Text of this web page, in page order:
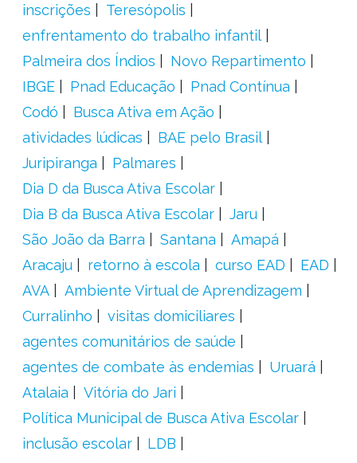
inscrições
Teresópolis
enfrentamento do trabalho infantil
Palmeira dos Índios
Novo Repartimento
IBGE
Pnad Educação
Pnad Contínua
Codó
Busca Ativa em Ação
atividades lúdicas
BAE pelo Brasil
Juripiranga
Palmares
Dia D da Busca Ativa Escolar
Dia B da Busca Ativa Escolar
Jaru
São João da Barra
Santana
Amapá
Aracaju
retorno à escola curso EAD
EAD
AVA
Ambiente Virtual de Aprendizagem
Curralinho
visitas domiciliares
agentes comunitários de saúde
agentes de combate às endemias
Uruará
Atalaia
Vitória do Jari
Política Municipal de Busca Ativa Escolar
inclusão escolar
LDB